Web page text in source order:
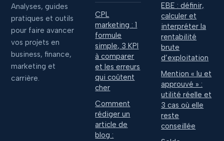
Analyses, guides
pratiques et outils
pour faire avancer
vos projets en
business, finance,
marketing et
carrière.
CPL
marketing : 1
formule
simple, 3 KPI
à comparer
et les erreurs
qui coûtent
cher
Comment
rédiger un
article de
blog :
EBE : définir,
calculer et
interpréter la
rentabilité
brute
d’exploitation
Mention « lu et
approuvé » :
utilité réelle et
3 cas où elle
reste
conseillée